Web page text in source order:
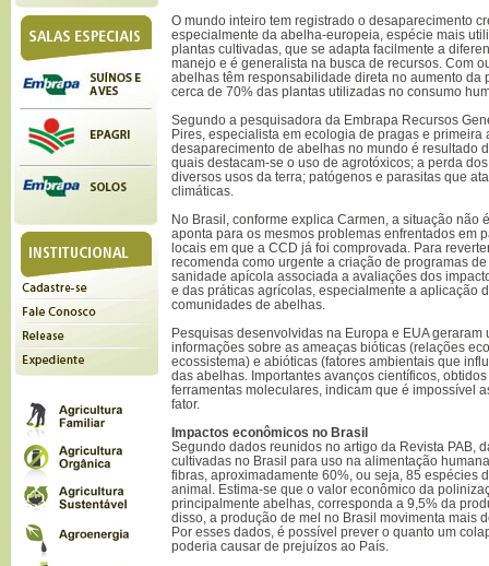
O mundo inteiro tem registrado o desaparecimento
especialmente da abelha-europeia, espécie mais
plantas cultivadas, que se adapta facilmente a
manejo e é generalista na busca de recursos. Com
abelhas têm responsabilidade direta no aumento da
cerca de 70% das plantas utilizadas no consumo
Segundo a pesquisadora da Embrapa Recursos
Pires, especialista em ecologia de pragas e primeira
desaparecimento de abelhas no mundo é resultado
quais destacam-se o uso de agrotóxicos; a perda
diversos usos da terra; patógenos e parasitas que
climáticas.
No Brasil, conforme explica Carmen, a situação não
aponta para os mesmos problemas enfrentados em
locais em que a CCD já foi comprovada. Para
recomenda como urgente a criação de programas
sanidade apícola associada a avaliações dos
e das práticas agrícolas, especialmente a aplicação
comunidades de abelhas.
Pesquisas desenvolvidas na Europa e EUA
informações sobre as ameaças bióticas (relações
ecossistema) e abióticas (fatores ambientais que
das abelhas. Importantes avanços científicos,
ferramentas moleculares, indicam que é impossível
fator.
Impactos econômicos no Brasil
Segundo dados reunidos no artigo da Revista PAB,
cultivadas no Brasil para uso na alimentação
fibras, aproximadamente 60%, ou seja, 85 espécies
animal. Estima-se que o valor econômico da
principalmente abelhas, corresponda a 9,5% da
disso, a produção de mel no Brasil movimenta mais
Por esses dados, é possível prever o quanto um
poderia causar de prejuízos ao País.